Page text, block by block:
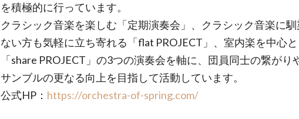
を積極的に行っています。
クラシック音楽を楽しむ「定期演奏会」、クラシック音楽に
ない方も気軽に立ち寄れる「flat PROJECT」、室内楽を中心
「share PROJECT」の3つの演奏会を軸に、団員同士の繋がり
サンブルの更なる向上を目指して活動しています。
公式HP： https://orchestra-of-spring.com/